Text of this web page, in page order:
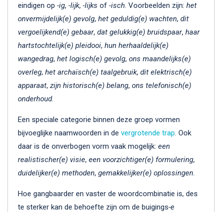
eindigen op -ig, -lijk, -lijks of -isch. Voorbeelden zijn: het
onvermijdelijk(e) gevolg, het geduldig(e) wachten, dit
vergoelijkend(e) gebaar, dat gelukkig(e) bruidspaar, haar
hartstochtelijk(e) pleidooi, hun herhaaldelijk(e)
wangedrag, het logisch(e) gevolg, ons maandelijks(e)
overleg, het archaïsch(e) taalgebruik, dit elektrisch(e)
apparaat, zijn historisch(e) belang, ons telefonisch(e)
onderhoud.
Een speciale categorie binnen deze groep vormen
bijvoeglijke naamwoorden in de vergrotende trap. Ook
daar is de onverbogen vorm vaak mogelijk: een
realistischer(e) visie, een voorzichtiger(e) formulering,
duidelijker(e) methoden, gemakkelijker(e) oplossingen.
Hoe gangbaarder en vaster de woordcombinatie is, des
te sterker kan de behoefte zijn om de buigings-e